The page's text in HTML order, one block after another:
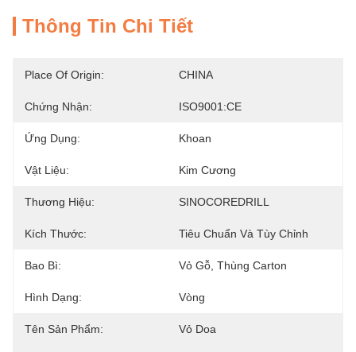
Thông Tin Chi Tiết
Place Of Origin: CHINA
Chứng Nhận: ISO9001:CE
Ứng Dụng: Khoan
Vật Liệu: Kim Cương
Thương Hiệu: SINOCOREDRILL
Kích Thước: Tiêu Chuẩn Và Tùy Chỉnh
Bao Bì: Vỏ Gỗ, Thùng Carton
Hình Dạng: Vòng
Tên Sản Phẩm: Vỏ Doa